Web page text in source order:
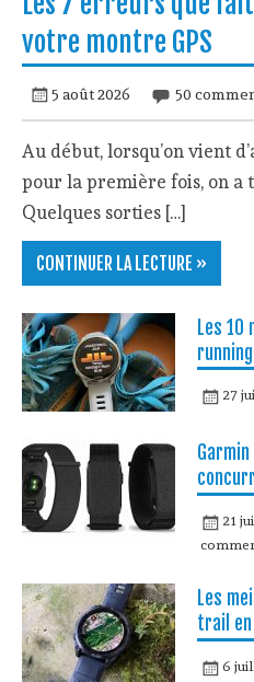
votre montre GPS
5 août 2026 50
Au début, lorsqu’on vient
pour la première fois, on a
Quelques sorties […]
CONTINUER LA LECTURE »
Les 10
27
21
Les
trail
6